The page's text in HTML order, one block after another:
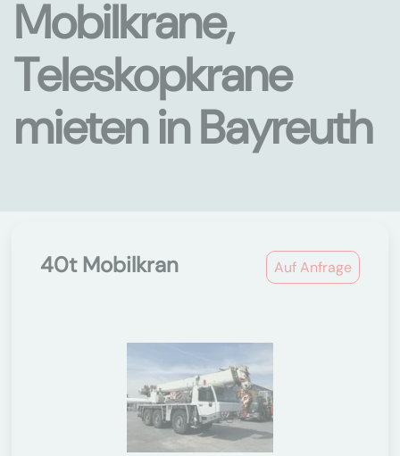
Mobilkrane,
Teleskopkrane
mieten in Bayreuth
Auf Anfrage
40t Mobilkran